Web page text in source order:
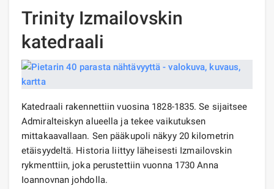
Trinity Izmailovskin
katedraali
Katedraali rakennettiin vuosina 1828-1835. Se sijaitsee
Admiralteiskyn alueella ja tekee vaikutuksen
mittakaavallaan. Sen pääkupoli näkyy 20 kilometrin
etäisyydeltä. Historia liittyy läheisesti Izmailovskin
rykmenttiin, joka perustettiin vuonna 1730 Anna
Ioannovnan johdolla.